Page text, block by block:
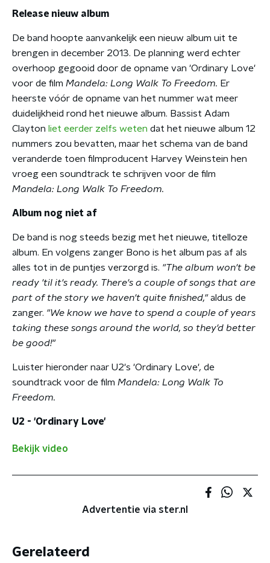
Release nieuw album
De band hoopte aanvankelijk een nieuw album uit te
brengen in december 2013. De planning werd echter
overhoop gegooid door de opname van 'Ordinary Love'
voor de film Mandela: Long Walk To Freedom. Er
heerste vóór de opname van het nummer wat meer
duidelijkheid rond het nieuwe album. Bassist Adam
Clayton liet eerder zelfs weten dat het nieuwe album 12
nummers zou bevatten, maar het schema van de band
veranderde toen filmproducent Harvey Weinstein hen
vroeg een soundtrack te schrijven voor de film
Mandela: Long Walk To Freedom.
Album nog niet af
De band is nog steeds bezig met het nieuwe, titelloze
album. En volgens zanger Bono is het album pas af als
alles tot in de puntjes verzorgd is. "The album won't be
ready 'til it's ready. There's a couple of songs that are
part of the story we haven't quite finished,"aldus de
zanger. "We know we have to spend a couple of years
taking these songs around the world, so they'd better
be good!"
Luister hieronder naar U2's 'Ordinary Love', de
soundtrack voor de film Mandela: Long Walk To
Freedom.
U2 - 'Ordinary Love'
Bekijk video
Advertentie via ster.nl
Gerelateerd